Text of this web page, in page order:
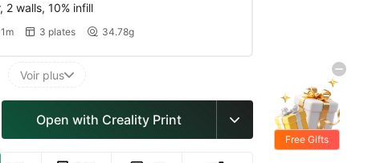
2 walls, 10% infill
 3 plates  34.78g
Voir plus
Open with Creality Print 
Free Gifts